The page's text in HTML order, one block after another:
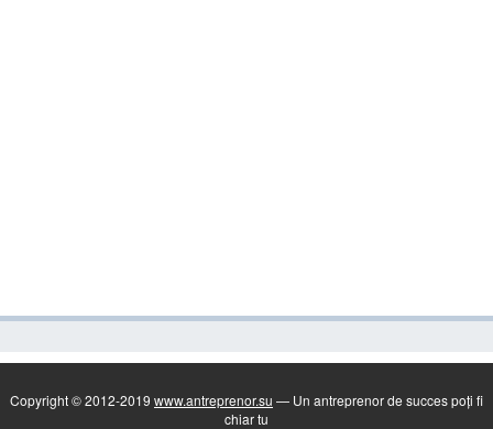
Copyright © 2012-2019 www.antreprenor.su — Un antreprenor de succes poți fi
chiar tu